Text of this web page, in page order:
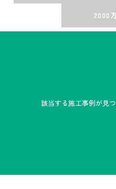
2000
該当する施工事例が見